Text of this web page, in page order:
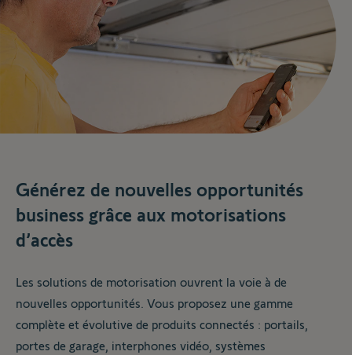
Générez de nouvelles opportunités
business grâce aux motorisations
d’accès
Les solutions de motorisation ouvrent la voie à de
nouvelles opportunités. Vous proposez une gamme
complète et évolutive de produits connectés : portails,
portes de garage, interphones vidéo, systèmes